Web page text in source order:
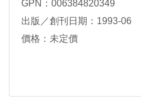
GPN：006384820349
出版／創刊日期：1993-06
價格：未定價